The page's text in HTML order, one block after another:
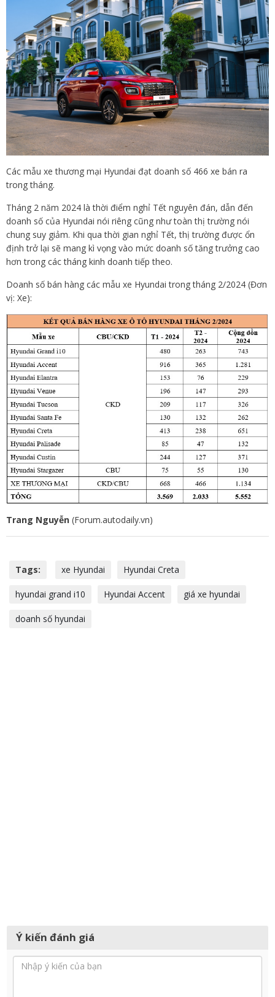
Các mẫu xe thương mại Hyundai đạt doanh số 466 xe bán ra
trong tháng.
Tháng 2 năm 2024 là thời điểm nghỉ Tết nguyên đán, dẫn đến
doanh số của Hyundai nói riêng cũng như toàn thị trường nói
chung suy giảm. Khi qua thời gian nghỉ Tết, thị trường được ổn
định trở lại sẽ mang kì vọng vào mức doanh số tăng trưởng cao
hơn trong các tháng kinh doanh tiếp theo.
Doanh số bán hàng các mẫu xe Hyundai trong tháng 2/2024 (Đơn
vị: Xe):
Trang Nguyễn (Forum.autodaily.vn)
Tags: xe Hyundai Hyundai Creta
hyundai grand i10 Hyundai Accent giá xe hyundai
doanh số hyundai
Ý kiến đánh giá